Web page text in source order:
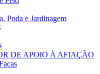
Poda e Jardinagem
DE APOIO À AFIAÇÃO